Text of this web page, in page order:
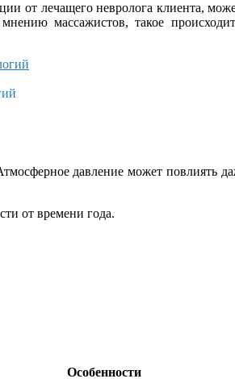
лечащего невролога клиента,
массажистов, такое
давление может повлиять
от времени года.
Особенности